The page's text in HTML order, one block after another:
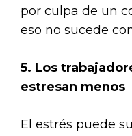
por culpa de un
eso no sucede
5. Los
estresan menos
El estrés puede